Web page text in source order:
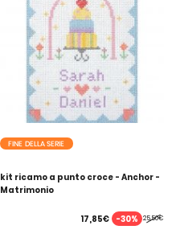
FINE DELLA SERIE
kit ricamo a punto croce - Anchor -
Matrimonio
25,50€
17,85€ -30%